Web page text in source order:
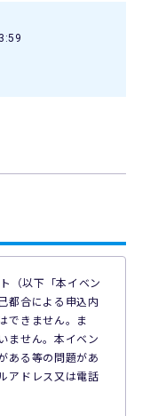
（以下「本イベン
都合による申込内
できません。ま
ません。本イベン
ある等の問題があ
アドレス又は電話